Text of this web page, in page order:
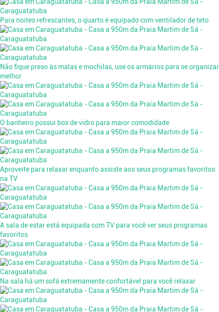
Para noites refrescantes, o quarto é equipado com ventilador de teto
Não fique preso às malas e mochilas, use os armários para se organizar
melhor
O banheiro possui box de vidro para maior comodidade
Aproveite para relaxar enquanto assiste aos seus programas favoritos
na TV
A sala de estar está equipada com TV para você ver seus programas
favoritos
Na sala há um sofá extremamente confortável para você relaxar